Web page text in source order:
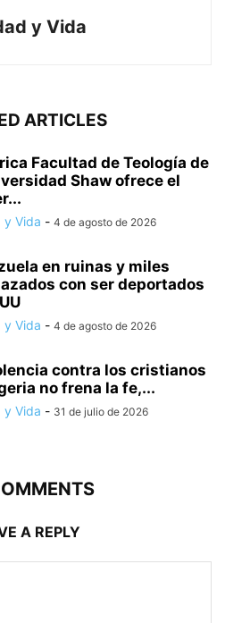
y Vida
ARTICLES
Facultad de Teología de
Shaw ofrece el
y Vida - 4 de agosto de 2026
en ruinas y miles
con ser deportados
y Vida - 4 de agosto de 2026
contra los cristianos
no frena la fe,...
y Vida - 31 de julio de 2026
A REPLY